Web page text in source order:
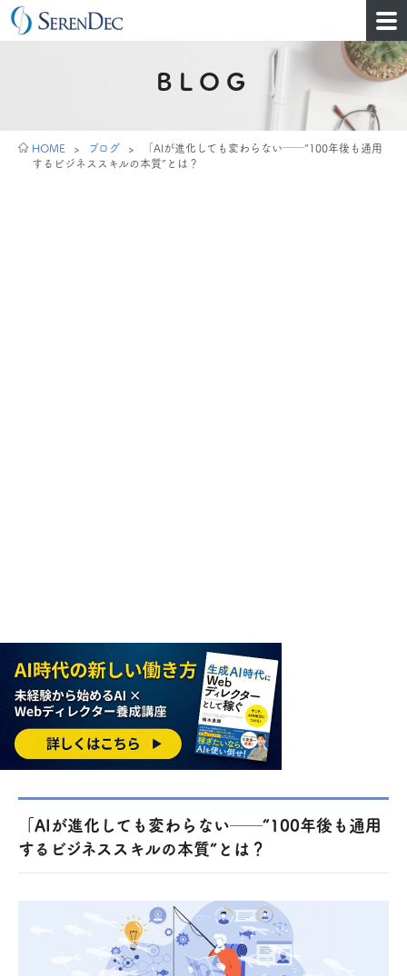
BLOG
HOME > ブログ >
「AIが進化しても変わらない──“100年後も通用
するビジネススキルの本質”とは？
「AIが進化しても変わらない──“100年後も通用
するビジネススキルの本質”とは？